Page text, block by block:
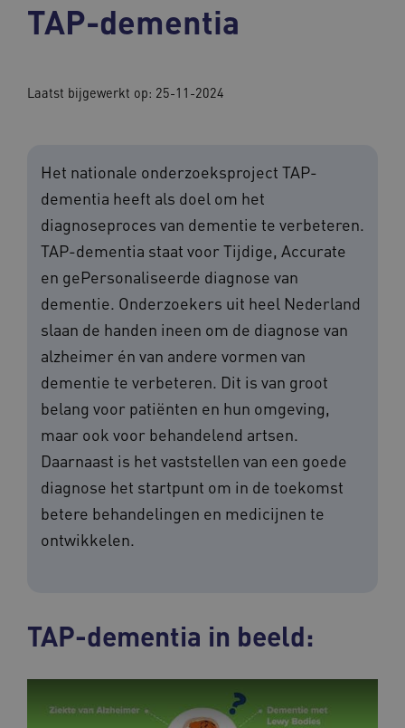
TAP-dementia
Laatst bijgewerkt op: 25-11-2024
Het nationale onderzoeksproject TAP-
dementia heeft als doel om het
diagnoseproces van dementie te verbeteren.
TAP-dementia staat voor Tijdige, Accurate
en gePersonaliseerde diagnose van
dementie. Onderzoekers uit heel Nederland
slaan de handen ineen om de diagnose van
alzheimer én van andere vormen van
dementie te verbeteren. Dit is van groot
belang voor patiënten en hun omgeving,
maar ook voor behandelend artsen.
Daarnaast is het vaststellen van een goede
diagnose het startpunt om in de toekomst
betere behandelingen en medicijnen te
ontwikkelen.
TAP-dementia in beeld: